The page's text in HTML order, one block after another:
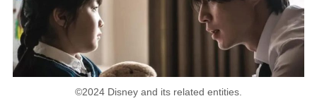
©2024 Disney and its related entities.